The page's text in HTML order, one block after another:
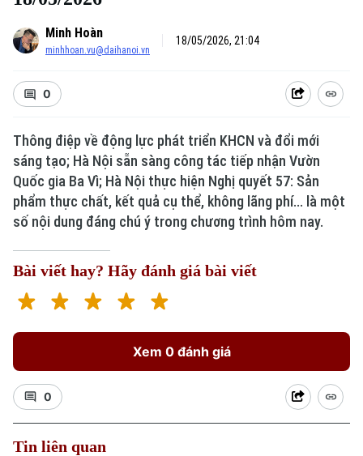
Minh Hoàn
minhhoan.vu@daihanoi.vn
18/05/2026, 21:04
0
Thông điệp về động lực phát triển KHCN và đổi mới
sáng tạo; Hà Nội sẵn sàng công tác tiếp nhận Vườn
Quốc gia Ba Vì; Hà Nội thực hiện Nghị quyết 57: Sản
phẩm thực chất, kết quả cụ thể, không lãng phí... là một
số nội dung đáng chú ý trong chương trình hôm nay.
Bài viết hay? Hãy đánh giá bài viết
Xem 0 đánh giá
0
Tin liên quan